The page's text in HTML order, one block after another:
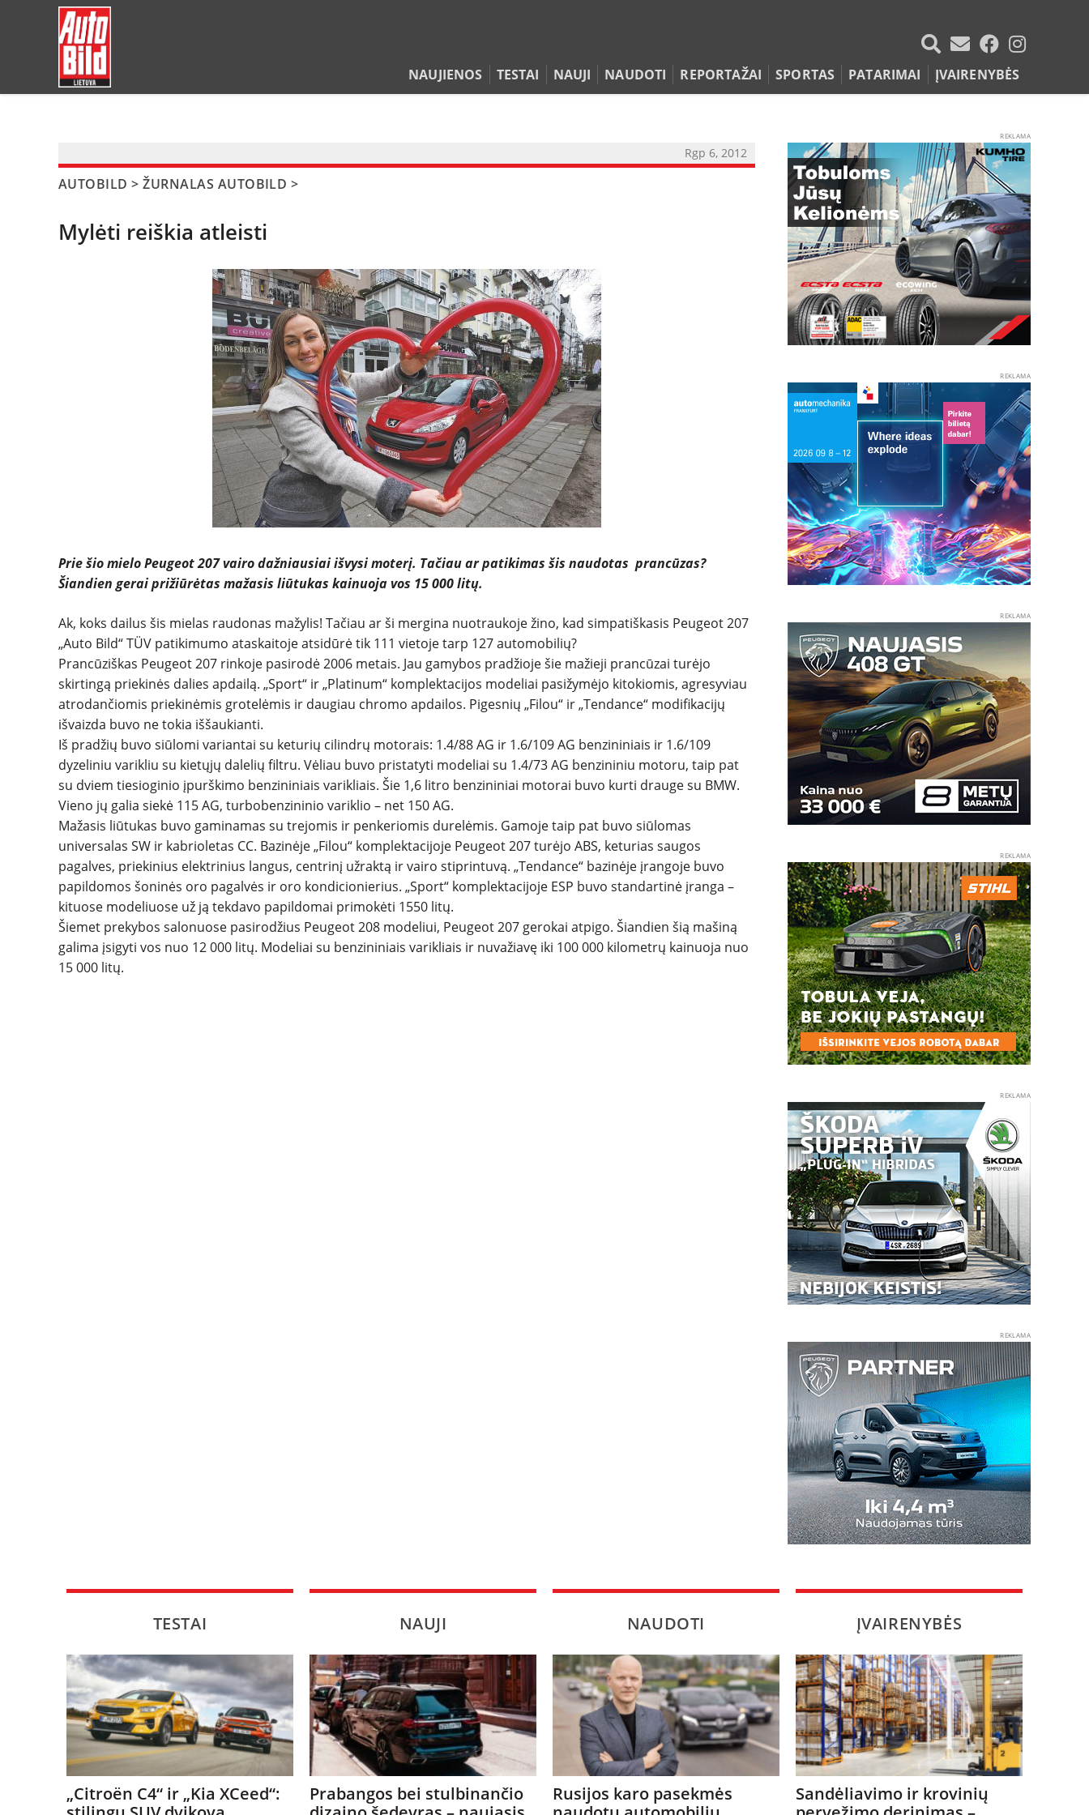
NAUJIENOS TESTAI NAUJI NAUDOTI REPORTAŽAI SPORTAS PATARIMAI ĮVAIRENYBĖS
NAUJIENOS
TESTAI
NAUJI
NAUDOTI
REPORTAŽAI
SPORTAS
ĮVAIRENYBĖS
Rgp 6, 2012
AUTOBILD >ŽURNALAS AUTOBILD >
Mylėti reiškia atleisti
Prie šio mielo Peugeot 207 vairo dažniausiai išvysi moterį. Tačiau ar patikimas šis naudotas prancūzas?
Šiandien gerai prižiūrėtas mažasis liūtukas kainuoja vos 15 000 litų.
Ak, koks dailus šis mielas raudonas mažylis! Tačiau ar ši mergina nuotraukoje žino, kad simpatiškasis Peugeot 207
„Auto Bild“ TÜV patikimumo ataskaitoje atsidūrė tik 111 vietoje tarp 127 automobilių?
Prancūziškas Peugeot 207 rinkoje pasirodė 2006 metais. Jau gamybos pradžioje šie mažieji prancūzai turėjo
skirtingą priekinės dalies apdailą. „Sport“ ir „Platinum“ komplektacijos modeliai pasižymėjo kitokiomis, agresyviau
atrodančiomis priekinėmis grotelėmis ir daugiau chromo apdailos. Pigesnių „Filou“ ir „Tendance“ modifikacijų
išvaizda buvo ne tokia iššaukianti.
Iš pradžių buvo siūlomi variantai su keturių cilindrų motorais: 1.4/88 AG ir 1.6/109 AG benzininiais ir 1.6/109
dyzeliniu varikliu su kietųjų dalelių filtru. Vėliau buvo pristatyti modeliai su 1.4/73 AG benzininiu motoru, taip pat
su dviem tiesioginio įpurškimo benzininiais varikliais. Šie 1,6 litro benzininiai motorai buvo kurti drauge su BMW.
Vieno jų galia siekė 115 AG, turbobenzininio variklio – net 150 AG.
Mažasis liūtukas buvo gaminamas su trejomis ir penkeriomis durelėmis. Gamoje taip pat buvo siūlomas
universalas SW ir kabrioletas CC. Bazinėje „Filou“ komplektacijoje Peugeot 207 turėjo ABS, keturias saugos
pagalves, priekinius elektrinius langus, centrinį užraktą ir vairo stiprintuvą. „Tendance“ bazinėje įrangoje buvo
papildomos šoninės oro pagalvės ir oro kondicionierius. „Sport“ komplektacijoje ESP buvo standartinė įranga –
kituose modeliuose už ją tekdavo papildomai primokėti 1550 litų.
Šiemet prekybos salonuose pasirodžius Peugeot 208 modeliui, Peugeot 207 gerokai atpigo. Šiandien šią mašiną
galima įsigyti vos nuo 12 000 litų. Modeliai su benzininiais varikliais ir nuvažiavę iki 100 000 kilometrų kainuoja nuo
15 000 litų.
REKLAMA
REKLAMA
REKLAMA
REKLAMA
REKLAMA
REKLAMA
TESTAI
„Citroën C4“ ir „Kia XCeed“:
NAUJI
Prabangos bei stulbinančio
NAUDOTI
Rusijos karo pasekmės
ĮVAIRENYBĖS
Sandėliavimo ir krovinių